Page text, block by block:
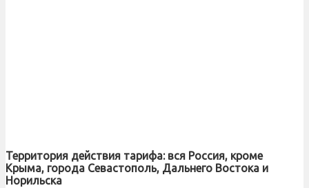
Территория действия тарифа: вся Россия, кроме
Крыма, города Севастополь, Дальнего Востока и
Норильска